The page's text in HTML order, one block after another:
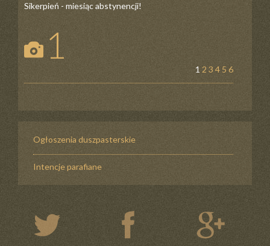
Sikerpień - miesiąc abstynencji!
1
1 2 3 4 5 6
Ogłoszenia duszpasterskie
Intencje parafiane